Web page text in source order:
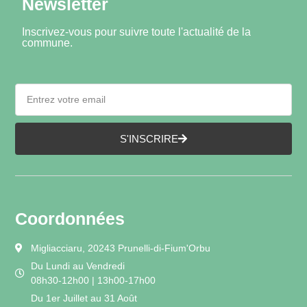
Newsletter
Inscrivez-vous pour suivre toute l'actualité de la
commune.
S'INSCRIRE
Coordonnées
Migliacciaru, 20243 Prunelli-di-Fium'Orbu
Du Lundi au Vendredi
08h30-12h00 | 13h00-17h00
Du 1er Juillet au 31 Août